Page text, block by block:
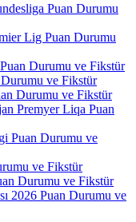
Puan Durumu
Lig Puan Durumu
Durumu ve Fikstür
ve Fikstür
Durumu ve Fikstür
Premyer Liqa Puan
Puan Durumu ve
ve Fikstür
Durumu ve Fikstür
2026 Puan Durumu ve